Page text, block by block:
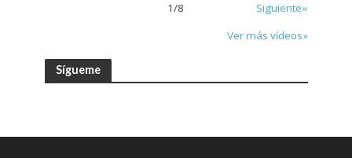
1/8
Siguiente»
Ver más vídeos»
Sígueme